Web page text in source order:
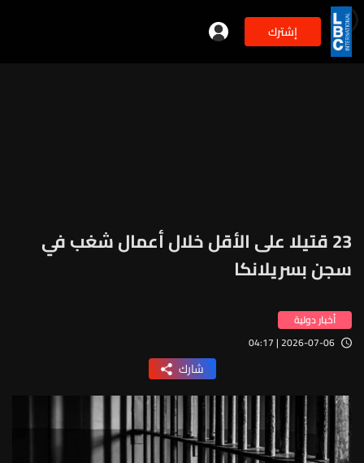
إشترك 2min
23 قتيلا على الأقل خلال أعمال شغب في
سجن بسريلانكا
أخبار دولية
2026-07-06 | 04:17
شارك